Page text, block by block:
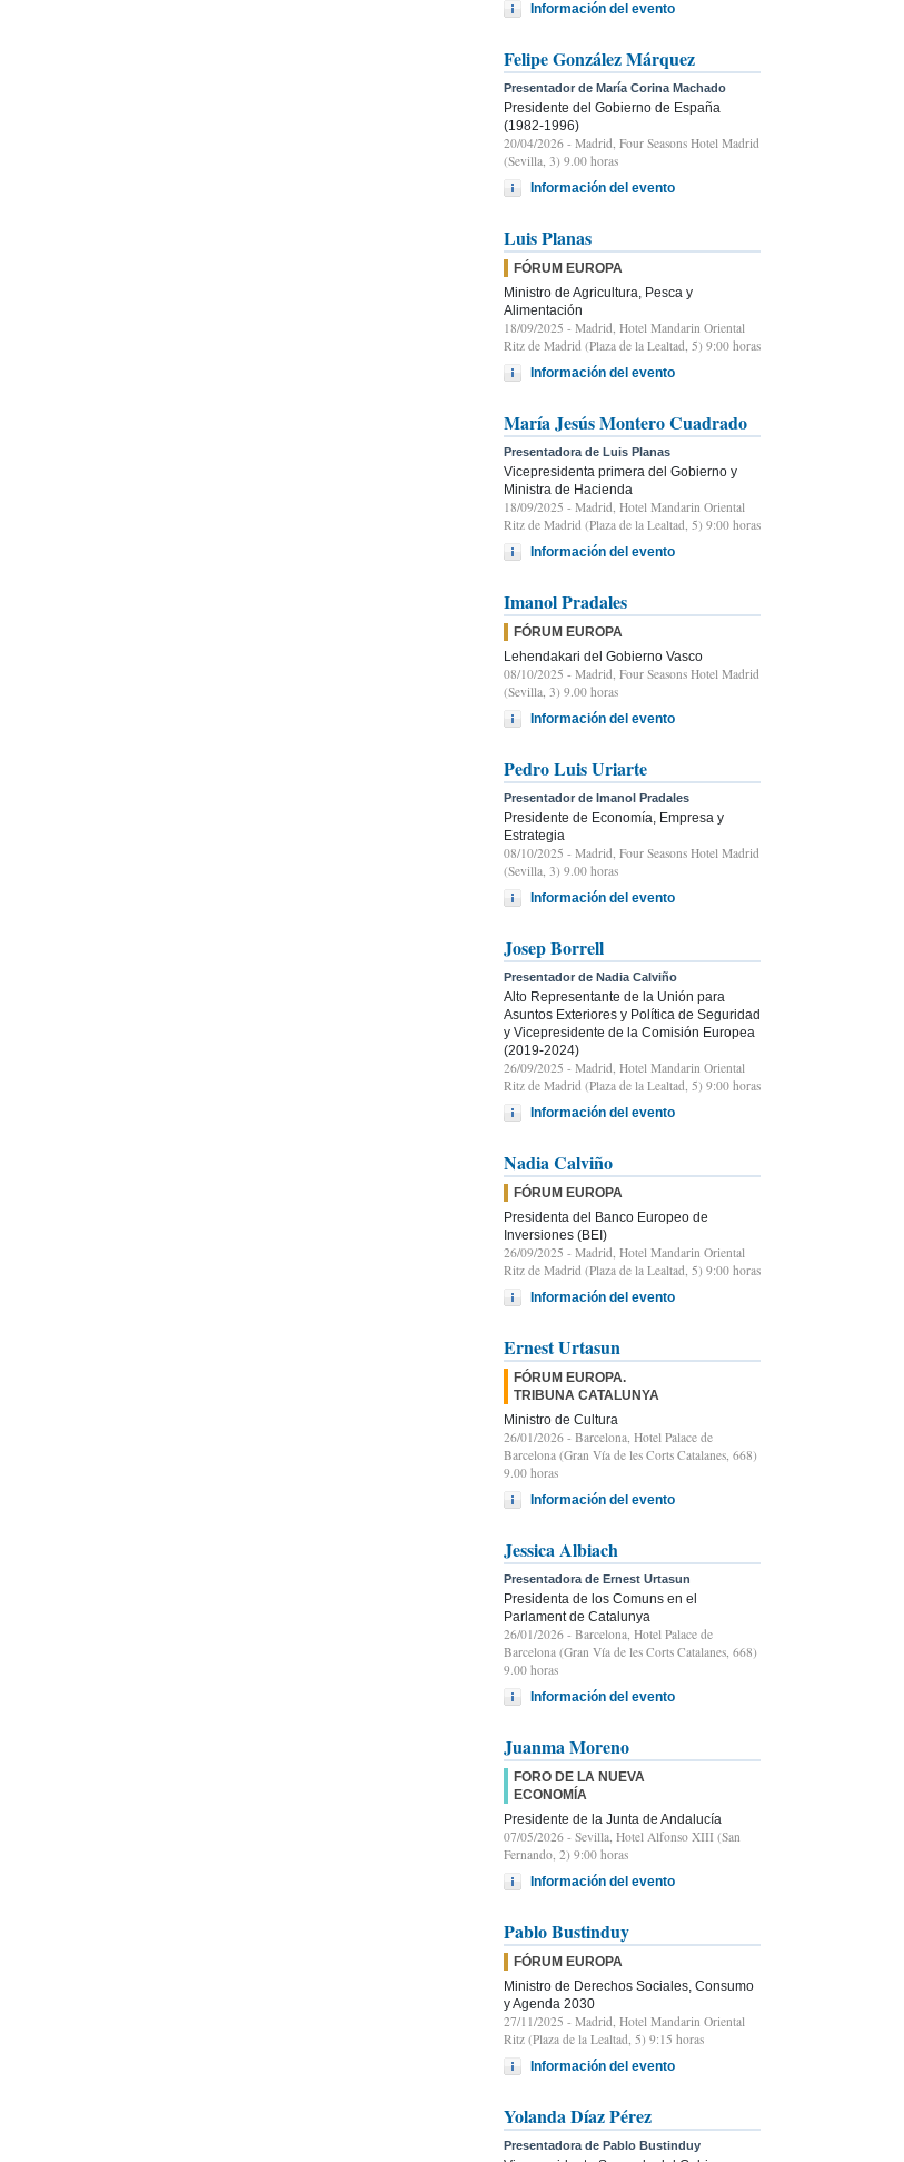
Información del evento
Felipe González Márquez
Presentador de María Corina Machado
Presidente del Gobierno de España
(1982-1996)
20/04/2026 - Madrid, Four Seasons Hotel Madrid
(Sevilla, 3) 9.00 horas
Información del evento
Luis Planas
FÓRUM EUROPA
Ministro de Agricultura, Pesca y
Alimentación
18/09/2025 - Madrid, Hotel Mandarin Oriental
Ritz de Madrid (Plaza de la Lealtad, 5) 9:00 horas
Información del evento
María Jesús Montero Cuadrado
Presentadora de Luis Planas
Vicepresidenta primera del Gobierno y
Ministra de Hacienda
18/09/2025 - Madrid, Hotel Mandarin Oriental
Ritz de Madrid (Plaza de la Lealtad, 5) 9:00 horas
Información del evento
Imanol Pradales
FÓRUM EUROPA
Lehendakari del Gobierno Vasco
08/10/2025 - Madrid, Four Seasons Hotel Madrid
(Sevilla, 3) 9.00 horas
Información del evento
Pedro Luis Uriarte
Presentador de Imanol Pradales
Presidente de Economía, Empresa y
Estrategia
08/10/2025 - Madrid, Four Seasons Hotel Madrid
(Sevilla, 3) 9.00 horas
Información del evento
Josep Borrell
Presentador de Nadia Calviño
Alto Representante de la Unión para
Asuntos Exteriores y Política de Seguridad
y Vicepresidente de la Comisión Europea
(2019-2024)
26/09/2025 - Madrid, Hotel Mandarin Oriental
Ritz de Madrid (Plaza de la Lealtad, 5) 9:00 horas
Información del evento
Nadia Calviño
FÓRUM EUROPA
Presidenta del Banco Europeo de
Inversiones (BEI)
26/09/2025 - Madrid, Hotel Mandarin Oriental
Ritz de Madrid (Plaza de la Lealtad, 5) 9:00 horas
Información del evento
Ernest Urtasun
FÓRUM EUROPA.
TRIBUNA CATALUNYA
Ministro de Cultura
26/01/2026 - Barcelona, Hotel Palace de
Barcelona (Gran Vía de les Corts Catalanes, 668)
9.00 horas
Información del evento
Jessica Albiach
Presentadora de Ernest Urtasun
Presidenta de los Comuns en el
Parlament de Catalunya
26/01/2026 - Barcelona, Hotel Palace de
Barcelona (Gran Vía de les Corts Catalanes, 668)
9.00 horas
Información del evento
Juanma Moreno
FORO DE LA NUEVA
ECONOMÍA
Presidente de la Junta de Andalucía
07/05/2026 - Sevilla, Hotel Alfonso XIII (San
Fernando, 2) 9:00 horas
Información del evento
Pablo Bustinduy
FÓRUM EUROPA
Ministro de Derechos Sociales, Consumo
y Agenda 2030
27/11/2025 - Madrid, Hotel Mandarin Oriental
Ritz (Plaza de la Lealtad, 5) 9:15 horas
Información del evento
Yolanda Díaz Pérez
Presentadora de Pablo Bustinduy